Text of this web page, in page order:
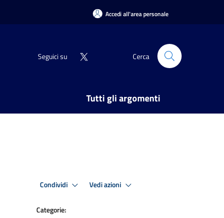
Accedi all'area personale
Seguici su Cerca
Tutti gli argomenti
Condividi Vedi azioni
Categorie: